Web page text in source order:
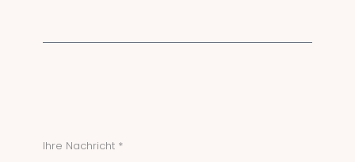
Ihre Nachricht *